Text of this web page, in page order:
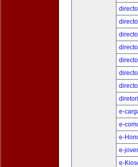
e-
e-
e-
e-
e-